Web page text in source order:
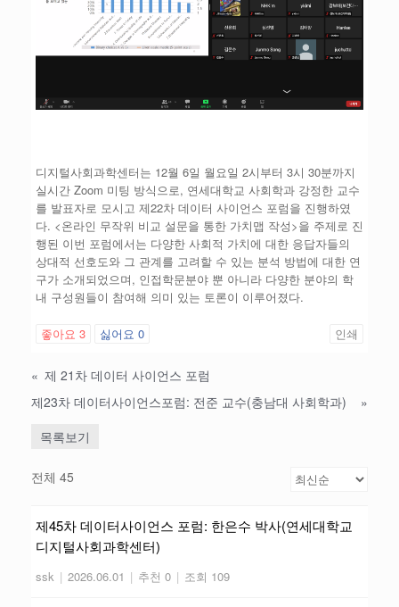
디지털사회과학센터는 12월 6일 월요일 2시부터 3시 30분까지
실시간 Zoom 미팅 방식으로, 연세대학교 사회학과 강정한 교수
를 발표자로 모시고 제22차 데이터 사이언스 포럼을 진행하였
다. <온라인 무작위 비교 설문을 통한 가치맵 작성>을 주제로 진
행된 이번 포럼에서는 다양한 사회적 가치에 대한 응답자들의
상대적 선호도와 그 관계를 고려할 수 있는 분석 방법에 대한 연
구가 소개되었으며, 인접학문분야 뿐 아니라 다양한 분야의 학
내 구성원들이 참여해 의미 있는 토론이 이루어졌다.
좋아요 3 싫어요 0 인쇄
« 제 21차 데이터 사이언스 포럼
제23차 데이터사이언스포럼: 전준 교수(충남대 사회학과)
»
목록보기
전체 45
제45차 데이터사이언스 포럼: 한은수 박사(연세대학교
디지털사회과학센터)
ssk | 2026.06.01 | 추천 0 | 조회 109